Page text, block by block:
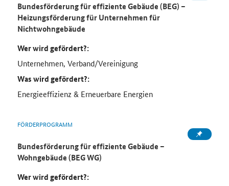
Bundesförderung für effiziente Gebäude (BEG) –
Heizungsförderung für Unternehmen für
Nichtwohngebäude
Wer wird gefördert?:
Unternehmen, Verband/Vereinigung
Was wird gefördert?:
Energieeffizienz & Erneuerbare Energien
FÖRDERPROGRAMM
Bundesförderung für effiziente Gebäude –
Wohngebäude (BEG WG)
Wer wird gefördert?: